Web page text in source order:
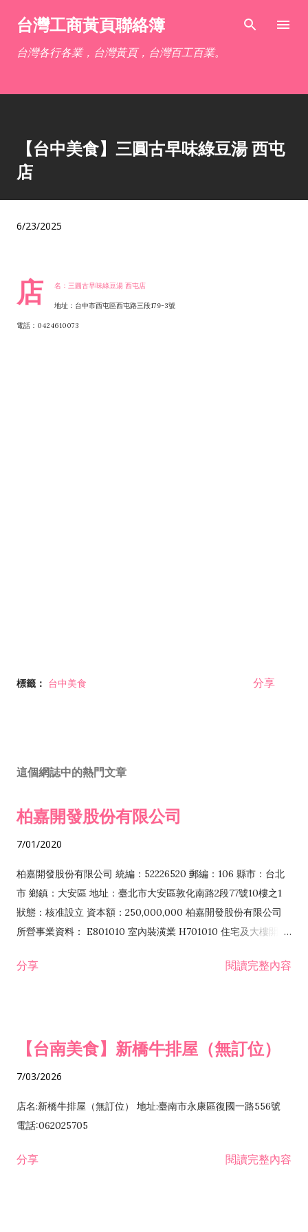
跳到主要內容
台灣工商黃頁聯絡簿
台灣各行各業，台灣黃頁，台灣百工百業。
【台中美食】三圓古早味綠豆湯 西屯
店
6/23/2025
店 名：三圓古早味綠豆湯 西屯店
地址：台中市西屯區西屯路三段179-3號
電話：0424610073
標籤： 台中美食 分享
這個網誌中的熱門文章
柏嘉開發股份有限公司
7/01/2020
柏嘉開發股份有限公司 統編：52226520 郵編：106 縣市：台北
市 鄉鎮：大安區 地址：臺北市大安區敦化南路2段77號10樓之1
狀態：核准設立 資本額：250,000,000 柏嘉開發股份有限公司
所營事業資料： E801010 室內裝潢業 H701010 住宅及大樓開發
發業 H703090 不動產買賣業 H703100 不動產租賃業 I503010
分享 閱讀完整內容
【台南美食】新橋牛排屋（無訂位）
7/03/2026
店名:新橋牛排屋（無訂位） 地址:臺南市永康區復國一路556號
電話:062025705
分享 閱讀完整內容